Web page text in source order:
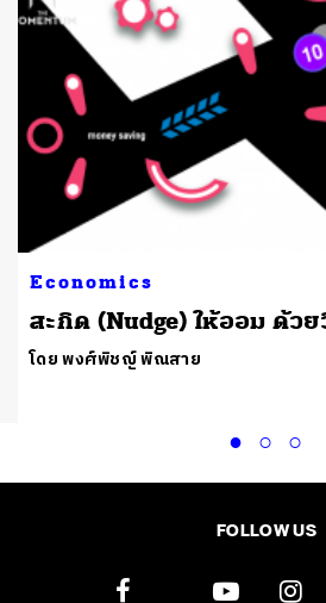
Economics
สะกิด (Nudge) ให้ออม ด้วย
โดย พงศ์พิชญ์ พิณสาย
FOLLOW US